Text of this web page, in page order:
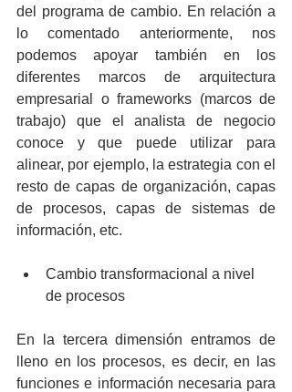
del programa de cambio. En relación a
lo comentado anteriormente, nos
podemos apoyar también en los
diferentes marcos de arquitectura
empresarial o frameworks (marcos de
trabajo) que el analista de negocio
conoce y que puede utilizar para
alinear, por ejemplo, la estrategia con el
resto de capas de organización, capas
de procesos, capas de sistemas de
información, etc.
Cambio transformacional a nivel
de procesos
En la tercera dimensión entramos de
lleno en los procesos, es decir, en las
funciones e información necesaria para